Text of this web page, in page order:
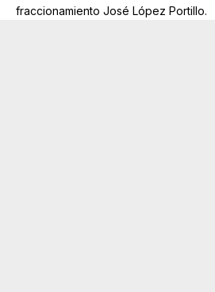
fraccionamiento José López Portillo.